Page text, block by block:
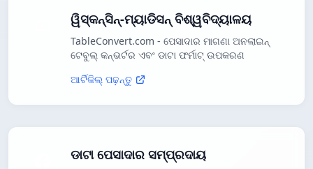
ୱିସ୍କନ୍ସିନ୍-ମ୍ୟାଡିସନ୍ ବିଶ୍ୱବିଦ୍ୟାଳୟ
TableConvert.com - ପେସାଦାର ମାଗଣା ଅନଲାଇନ୍
ଟେବୁଲ୍ କନ୍ଭର୍ଟର ଏବଂ ଡାଟା ଫର୍ମାଟ୍ ଉପକରଣ
ଆର୍ଟିକିଲ୍ ପଢ଼ନ୍ତୁ
ଡାଟା ପେସାଦାର ସମ୍ପ୍ରଦାୟ